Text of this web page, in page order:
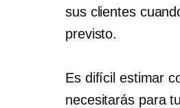
sus clientes
previsto.
Es difícil estimar
necesitarás para